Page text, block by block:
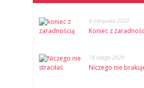
4 listopada 2020
Koniec z
18 lutego 2020
Niczego nie